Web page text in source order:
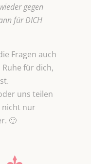
gegen
für DICH
Fragen auch
Ruhe für dich,
uns teilen
nur
🙂